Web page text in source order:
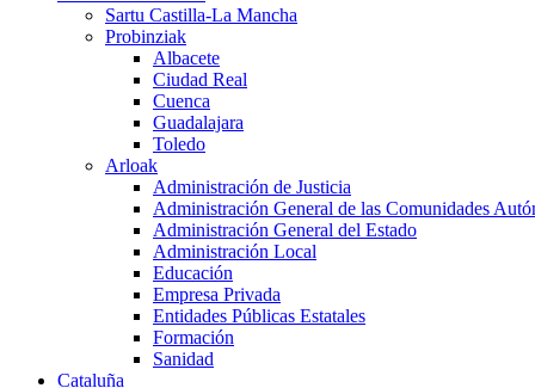
Sartu Castilla-La Mancha
Probinziak
Albacete
Ciudad Real
Cuenca
Guadalajara
Toledo
Arloak
Administración de Justicia
Administración General de las Comunidades
Administración General del Estado
Administración Local
Educación
Empresa Privada
Entidades Públicas Estatales
Formación
Sanidad
Cataluña